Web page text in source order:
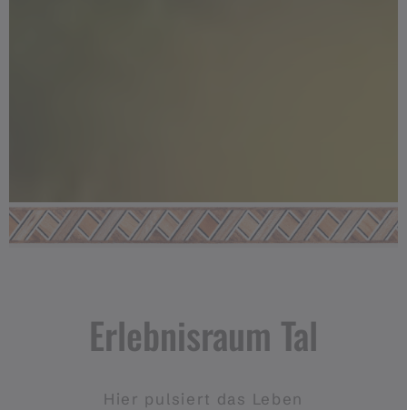
Erlebnisraum Tal
Hier pulsiert das Leben